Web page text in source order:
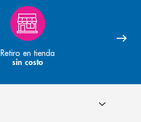
Retiro en tienda
sin costo